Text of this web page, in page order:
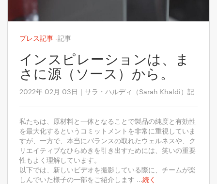
プレス記事 -記事
インスピレーションは、ま
さに源（ソース）から。
2022年 02月 03日｜サラ・ハルディ（Sarah Khaldi）記
私たちは、原材料と一体となることで製品の純度と有効性
を最大化するというコミットメントを非常に重視していま
すが、一方で、本当にバランスの取れたウェルネスや、ク
リエイティブなひらめきを引き出すためには、笑いの重要
性もよく理解しています。
以下では、新しいビデオを撮影している際に、チームが楽
しんでいた様子の一部をご紹介します ...続く